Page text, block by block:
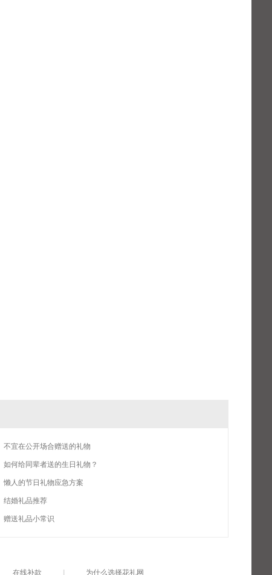
不宜在公开场合赠送的礼物
如何给同辈者送的生日礼物？
懒人的节日礼物应急方案
结婚礼品推荐
赠送礼品小常识
在线补款 为什么选择花礼网